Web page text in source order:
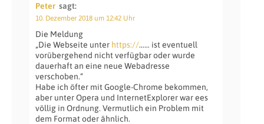
Peter sagt:
10. Dezember 2018 um 12:42 Uhr
Die Meldung
„Die Webseite unter https://…… ist eventuell
vorübergehend nicht verfügbar oder wurde
dauerhaft an eine neue Webadresse
verschoben.“
Habe ich öfter mit Google-Chrome bekommen,
aber unter Opera und InternetExplorer war ees
völlig in Ordnung. Vermutlich ein Problem mit
dem Format oder ähnlich.